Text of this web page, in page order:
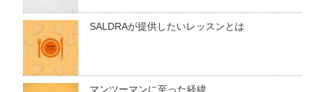
SALDRAが提供したいレッスンとは
マンツーマンに至った経緯